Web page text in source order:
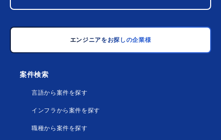
エンジニアをお探しの企業様
案件検索
言語から案件を探す
インフラから案件を探す
職種から案件を探す